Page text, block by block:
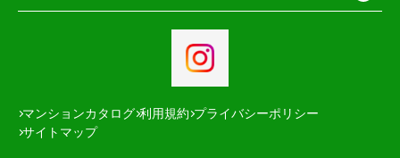
マンションカタログ 利用規約 プライバシーポリシー
サイトマップ